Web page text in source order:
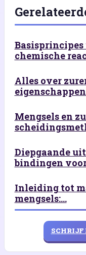
chemische
Alles over
eigenschappen
Mengsels en
Diepgaande
bindingen
Inleiding tot
mengsels:...
SCHRIJF